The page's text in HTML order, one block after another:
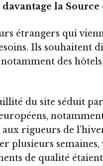
la Source
étrangers qui
Ils souhaitent
notamment des
du site séduit
rigueurs de
plusieurs
de qualité